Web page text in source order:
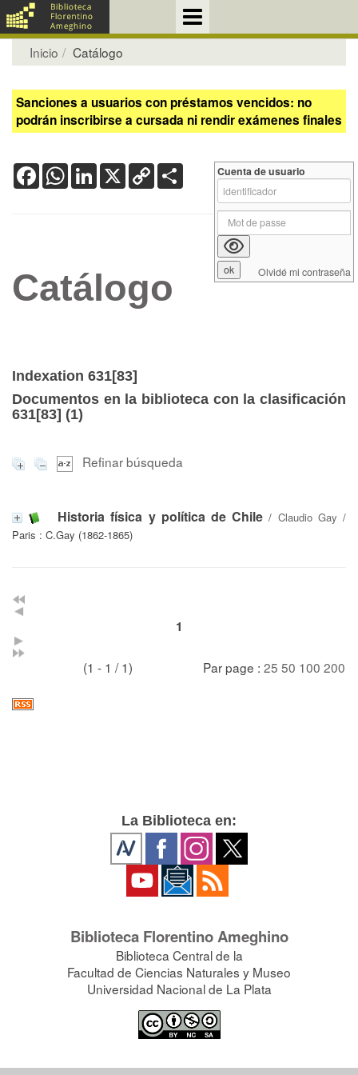
Inicio Catálogo
Sanciones a usuarios con préstamos vencidos: no
podrán inscribirse a cursada ni rendir exámenes finales
FacebookWhatsApp
LinkedIn
X Copy
Link
Catálogo
Indexation 631[83]
Documentos en la biblioteca con la clasificación
631[83] (1)
Refinar búsqueda
Historia física y política de Chile / Claudio Gay /
Paris : C.Gay (1862-1865)
1
(1 - 1 / 1) Par page : 25 50 100 200
Cuenta de usuario
Olvidé mi contraseña
La Biblioteca en:
Biblioteca Florentino Ameghino
Biblioteca Central de la
Facultad de Ciencias Naturales y Museo
Universidad Nacional de La Plata